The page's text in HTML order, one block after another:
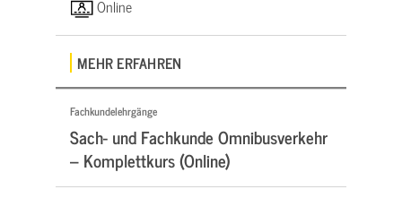
Online
MEHR ERFAHREN
Fachkundelehrgänge
Sach- und Fachkunde Omnibusverkehr
– Komplettkurs (Online)